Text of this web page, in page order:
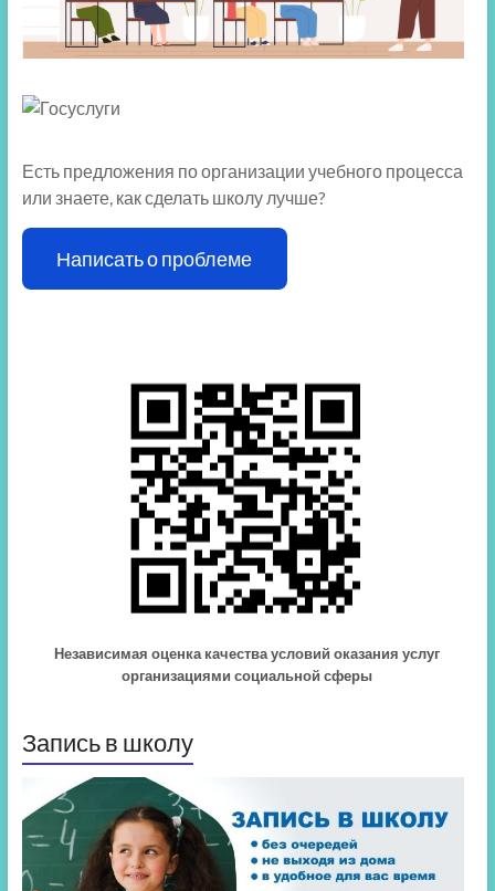
Есть предложения по организации учебного процесса
или знаете, как сделать школу лучше?
Написать о проблеме
Независимая оценка качества условий оказания услуг
организациями социальной сферы
Запись в школу